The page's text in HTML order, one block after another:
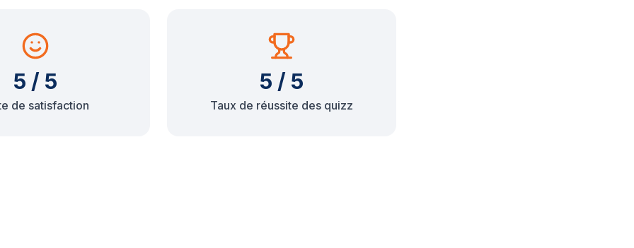
5 / 5
de satisfaction
5 / 5
Taux de réussite des quizz